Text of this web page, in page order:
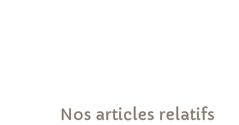
Nos articles relatifs